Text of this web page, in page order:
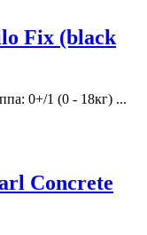
Fix (black
0+/1 (0 - 18кг) ...
Concrete